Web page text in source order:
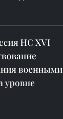
НС XVI
военными
уровне